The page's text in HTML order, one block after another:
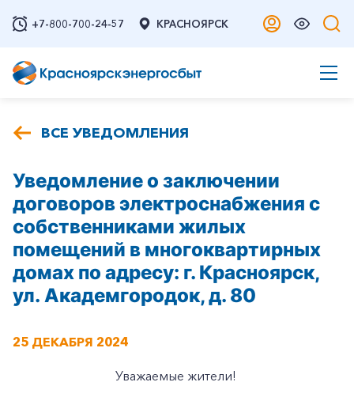
+7-800-700-24-57 КРАСНОЯРСК
ВСЕ УВЕДОМЛЕНИЯ
Уведомление о заключении
договоров электроснабжения с
собственниками жилых
помещений в многоквартирных
домах по адресу: г. Красноярск,
ул. Академгородок, д. 80
25 ДЕКАБРЯ 2024
Уважаемые жители!